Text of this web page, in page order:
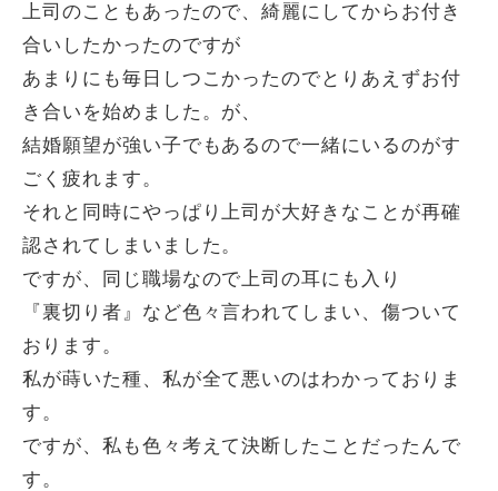
上司のこともあったので、綺麗にしてからお付き
合いしたかったのですが
あまりにも毎日しつこかったのでとりあえずお付
き合いを始めました。が、
結婚願望が強い子でもあるので一緒にいるのがす
ごく疲れます。
それと同時にやっぱり上司が大好きなことが再確
認されてしまいました。
ですが、同じ職場なので上司の耳にも入り
『裏切り者』など色々言われてしまい、傷ついて
おります。
私が蒔いた種、私が全て悪いのはわかっておりま
す。
ですが、私も色々考えて決断したことだったんで
す。